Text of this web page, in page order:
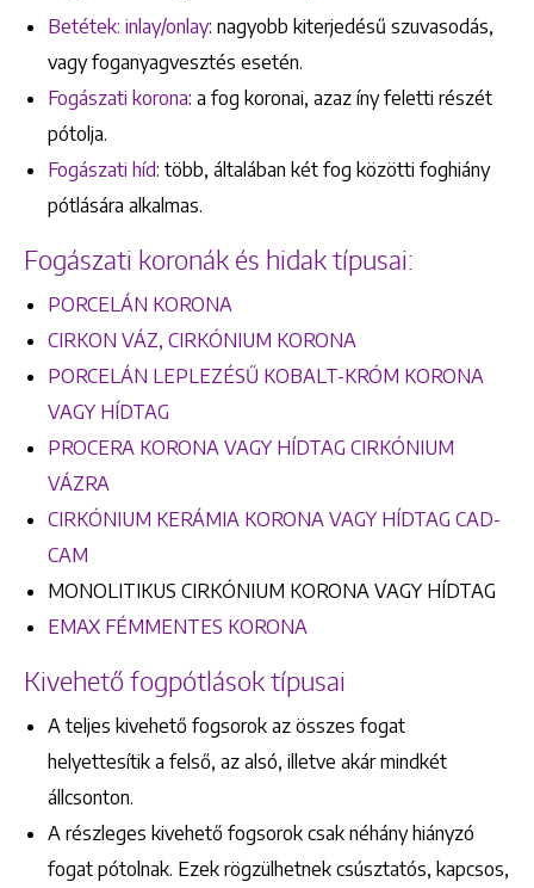
Betétek: inlay/onlay: nagyobb kiterjedésű szuvasodás,
vagy foganyagvesztés esetén.
Fogászati korona: a fog koronai, azaz íny feletti részét
pótolja.
Fogászati híd: több, általában két fog közötti foghiány
pótlására alkalmas.
Fogászati koronák és hidak típusai:
PORCELÁN KORONA
CIRKON VÁZ, CIRKÓNIUM KORONA
PORCELÁN LEPLEZÉSŰ KOBALT-KRÓM KORONA
VAGY HÍDTAG
PROCERA KORONA VAGY HÍDTAG CIRKÓNIUM
VÁZRA
CIRKÓNIUM KERÁMIA KORONA VAGY HÍDTAG CAD-
CAM
MONOLITIKUS CIRKÓNIUM KORONA VAGY HÍDTAG
EMAX FÉMMENTES KORONA
Kivehető fogpótlások típusai
A teljes kivehető fogsorok az összes fogat
helyettesítik a felső, az alsó, illetve akár mindkét
állcsonton.
A részleges kivehető fogsorok csak néhány hiányzó
fogat pótolnak. Ezek rögzülhetnek csúsztatós, kapcsos,